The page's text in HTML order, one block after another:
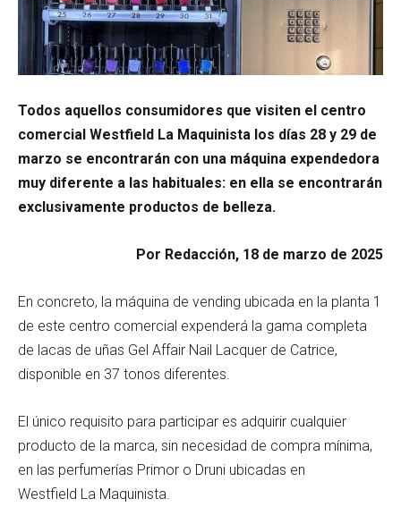
Todos aquellos consumidores que visiten el centro
comercial Westfield La Maquinista los días 28 y 29 de
marzo se encontrarán con una máquina expendedora
muy diferente a las habituales: en ella se encontrarán
exclusivamente productos de belleza.
Por Redacción, 18 de marzo de 2025
En concreto, la máquina de vending ubicada en la planta 1
de este centro comercial expenderá la gama completa
de lacas de uñas Gel Affair Nail Lacquer de Catrice,
disponible en 37 tonos diferentes.
El único requisito para participar es adquirir cualquier
producto de la marca, sin necesidad de compra mínima,
en las perfumerías Primor o Druni ubicadas en
Westfield La Maquinista.